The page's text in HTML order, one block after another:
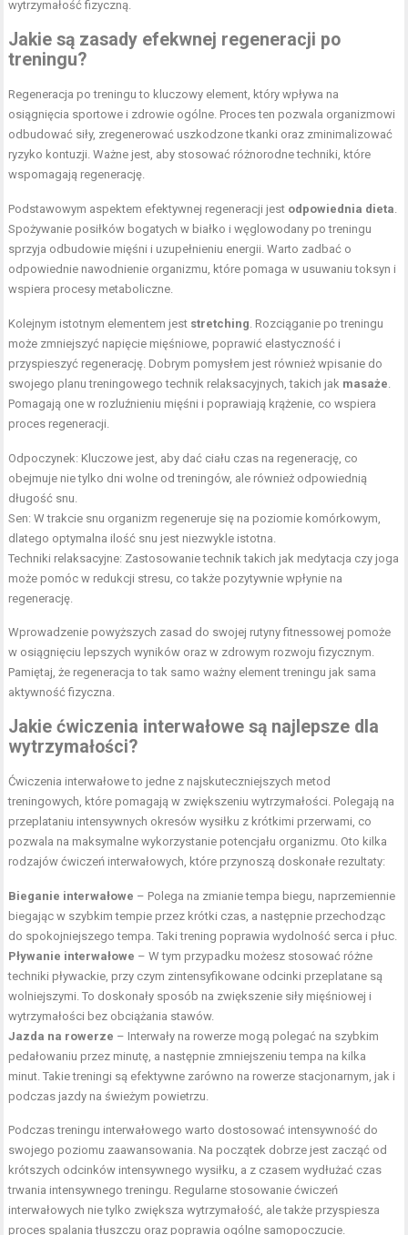
wytrzymałość fizyczną.
Jakie są zasady efekwnej regeneracji po
treningu?
Regeneracja po treningu to kluczowy element, który wpływa na
osiągnięcia sportowe i zdrowie ogólne. Proces ten pozwala organizmowi
odbudować siły, zregenerować uszkodzone tkanki oraz zminimalizować
ryzyko kontuzji. Ważne jest, aby stosować różnorodne techniki, które
wspomagają regenerację.
Podstawowym aspektem efektywnej regeneracji jest odpowiednia dieta.
Spożywanie posiłków bogatych w białko i węglowodany po treningu
sprzyja odbudowie mięśni i uzupełnieniu energii. Warto zadbać o
odpowiednie nawodnienie organizmu, które pomaga w usuwaniu toksyn i
wspiera procesy metaboliczne.
Kolejnym istotnym elementem jest stretching. Rozciąganie po treningu
może zmniejszyć napięcie mięśniowe, poprawić elastyczność i
przyspieszyć regenerację. Dobrym pomysłem jest również wpisanie do
swojego planu treningowego technik relaksacyjnych, takich jak masaże.
Pomagają one w rozluźnieniu mięśni i poprawiają krążenie, co wspiera
proces regeneracji.
Odpoczynek: Kluczowe jest, aby dać ciału czas na regenerację, co
obejmuje nie tylko dni wolne od treningów, ale również odpowiednią
długość snu.
Sen: W trakcie snu organizm regeneruje się na poziomie komórkowym,
dlatego optymalna ilość snu jest niezwykle istotna.
Techniki relaksacyjne: Zastosowanie technik takich jak medytacja czy joga
może pomóc w redukcji stresu, co także pozytywnie wpłynie na
regenerację.
Wprowadzenie powyższych zasad do swojej rutyny fitnessowej pomoże
w osiągnięciu lepszych wyników oraz w zdrowym rozwoju fizycznym.
Pamiętaj, że regeneracja to tak samo ważny element treningu jak sama
aktywność fizyczna.
Jakie ćwiczenia interwałowe są najlepsze dla
wytrzymałości?
Ćwiczenia interwałowe to jedne z najskuteczniejszych metod
treningowych, które pomagają w zwiększeniu wytrzymałości. Polegają na
przeplataniu intensywnych okresów wysiłku z krótkimi przerwami, co
pozwala na maksymalne wykorzystanie potencjału organizmu. Oto kilka
rodzajów ćwiczeń interwałowych, które przynoszą doskonałe rezultaty:
Bieganie interwałowe – Polega na zmianie tempa biegu, naprzemiennie
biegając w szybkim tempie przez krótki czas, a następnie przechodząc
do spokojniejszego tempa. Taki trening poprawia wydolność serca i płuc.
Pływanie interwałowe – W tym przypadku możesz stosować różne
techniki pływackie, przy czym zintensyfikowane odcinki przeplatane są
wolniejszymi. To doskonały sposób na zwiększenie siły mięśniowej i
wytrzymałości bez obciążania stawów.
Jazda na rowerze – Interwały na rowerze mogą polegać na szybkim
pedałowaniu przez minutę, a następnie zmniejszeniu tempa na kilka
minut. Takie treningi są efektywne zarówno na rowerze stacjonarnym, jak i
podczas jazdy na świeżym powietrzu.
Podczas treningu interwałowego warto dostosować intensywność do
swojego poziomu zaawansowania. Na początek dobrze jest zacząć od
krótszych odcinków intensywnego wysiłku, a z czasem wydłużać czas
trwania intensywnego treningu. Regularne stosowanie ćwiczeń
interwałowych nie tylko zwiększa wytrzymałość, ale także przyspiesza
proces spalania tłuszczu oraz poprawia ogólne samopoczucie.